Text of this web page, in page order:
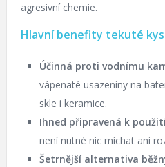
agresivní chemie.
Hlavní benefity tekuté
Účinná proti vodnímu
vápenaté usazeniny na
skle i keramice.
Ihned připravená k
není nutné nic míchat ani
Šetrnější alternativa